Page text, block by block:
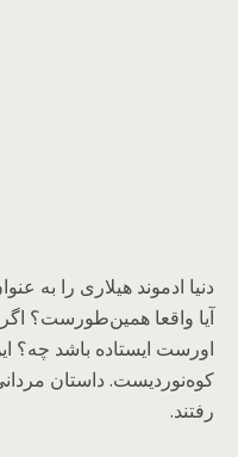
دنیا ادموند هیلاری را به
اورست ایستاده باشد چه؟
کوه‌نوردیست. داستان
رفتند.